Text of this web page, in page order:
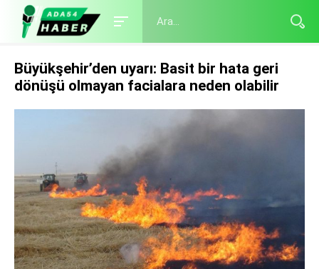
Büyükşehir’den uyarı: Basit bir hata geri
dönüşü olmayan facialara neden olabilir